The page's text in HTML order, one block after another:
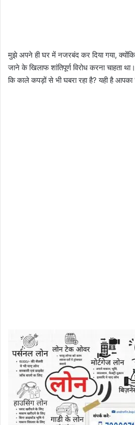
मुझे अपने ही घर में नजरबंद कर दिया गया, क्योंकि
जाने के खिलाफ शांतिपूर्ण विरोध करना चाहता
कि काले कपड़ों से भी घबरा रहा है? यही है